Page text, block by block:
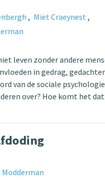
Miet Craeynest
leven zonder andere
in gedrag,
van de sociale
over? Hoe komt het dat